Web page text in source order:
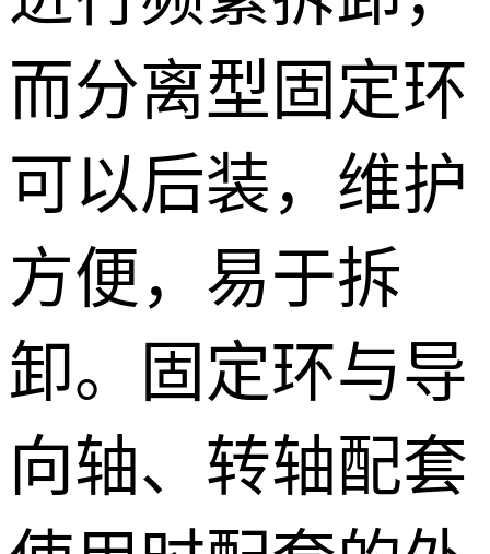
而分离型固定环
可以后装，维护
方便，易于拆
卸。固定环与导
向轴、转轴配套